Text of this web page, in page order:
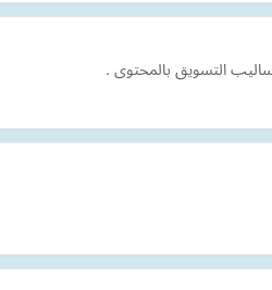
التسويق بالمحتوى .